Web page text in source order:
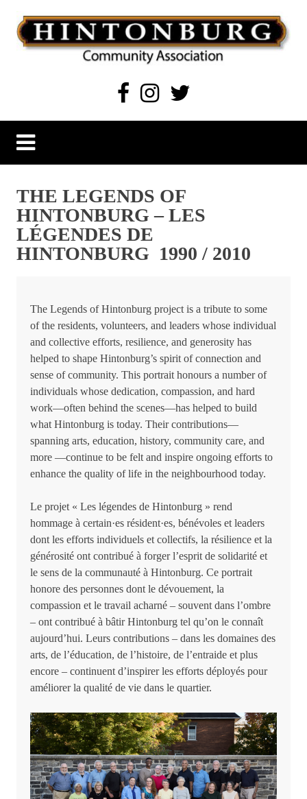
content
Hintonburg Community Association
Living, working and playing in Hintonburg
THE LEGENDS OF
HINTONBURG – LES
LÉGENDES DE
HINTONBURG 1990 / 2010
The Legends of Hintonburg project is a tribute to some
of the residents, volunteers, and leaders whose individual
and collective efforts, resilience, and generosity has
helped to shape Hintonburg’s spirit of connection and
sense of community. This portrait honours a number of
individuals whose dedication, compassion, and hard
work—often behind the scenes—has helped to build
what Hintonburg is today. Their contributions—
spanning arts, education, history, community care, and
more —continue to be felt and inspire ongoing efforts to
enhance the quality of life in the neighbourhood today.
Le projet « Les légendes de Hintonburg » rend
hommage à certain·es résident·es, bénévoles et leaders
dont les efforts individuels et collectifs, la résilience et la
générosité ont contribué à forger l’esprit de solidarité et
le sens de la communauté à Hintonburg. Ce portrait
honore des personnes dont le dévouement, la
compassion et le travail acharné – souvent dans l’ombre
– ont contribué à bâtir Hintonburg tel qu’on le connaît
aujourd’hui. Leurs contributions – dans les domaines des
arts, de l’éducation, de l’histoire, de l’entraide et plus
encore – continuent d’inspirer les efforts déployés pour
améliorer la qualité de vie dans le quartier.